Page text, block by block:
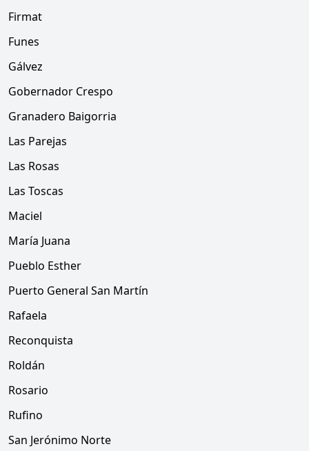
Firmat
Funes
Gálvez
Gobernador Crespo
Granadero Baigorria
Las Parejas
Las Rosas
Las Toscas
Maciel
María Juana
Pueblo Esther
Puerto General San Martín
Rafaela
Reconquista
Roldán
Rosario
Rufino
San Jerónimo Norte